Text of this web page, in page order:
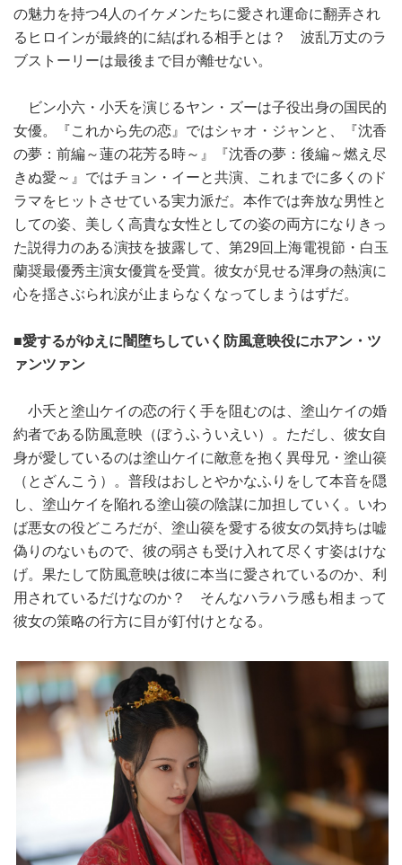
の魅力を持つ4人のイケメンたちに愛され運命に翻弄され
るヒロインが最終的に結ばれる相手とは？ 波乱万丈のラ
ブストーリーは最後まで目が離せない。
ビン小六・小夭を演じるヤン・ズーは子役出身の国民的
女優。『これから先の恋』ではシャオ・ジャンと、『沈香
の夢：前編～蓮の花芳る時～』『沈香の夢：後編～燃え尽
きぬ愛～』ではチョン・イーと共演、これまでに多くのド
ラマをヒットさせている実力派だ。本作では奔放な男性と
しての姿、美しく高貴な女性としての姿の両方になりきっ
た説得力のある演技を披露して、第29回上海電視節・白玉
蘭奨最優秀主演女優賞を受賞。彼女が見せる渾身の熱演に
心を揺さぶられ涙が止まらなくなってしまうはずだ。
■愛するがゆえに闇堕ちしていく防風意映役にホアン・ツ
ァンツァン
小夭と塗山ケイの恋の行く手を阻むのは、塗山ケイの婚
約者である防風意映（ぼうふういえい）。ただし、彼女自
身が愛しているのは塗山ケイに敵意を抱く異母兄・塗山篌
（とざんこう）。普段はおしとやかなふりをして本音を隠
し、塗山ケイを陥れる塗山篌の陰謀に加担していく。いわ
ば悪女の役どころだが、塗山篌を愛する彼女の気持ちは嘘
偽りのないもので、彼の弱さも受け入れて尽くす姿はけな
げ。果たして防風意映は彼に本当に愛されているのか、利
用されているだけなのか？ そんなハラハラ感も相まって
彼女の策略の行方に目が釘付けとなる。